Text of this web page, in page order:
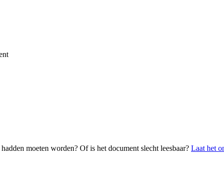
moeten worden? Of is het document slecht leesbaar? Laat het